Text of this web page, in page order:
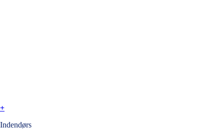
+
Indendørs